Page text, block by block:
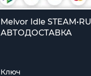
Melvor Idle STEAM•RU
АВТОДОСТАВКА
Ключ